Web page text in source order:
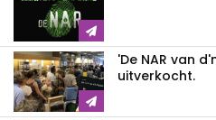
'De NAR van
uitverkocht.